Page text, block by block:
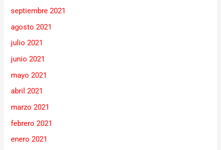
septiembre 2021
agosto 2021
julio 2021
junio 2021
mayo 2021
abril 2021
marzo 2021
febrero 2021
enero 2021